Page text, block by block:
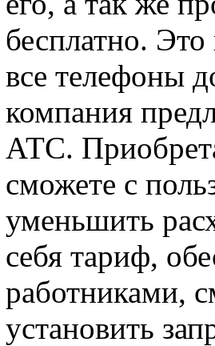
бесплатно.
все телефоны
компания
АТС.
сможете с
уменьшить
себя тариф,
работниками,
установить